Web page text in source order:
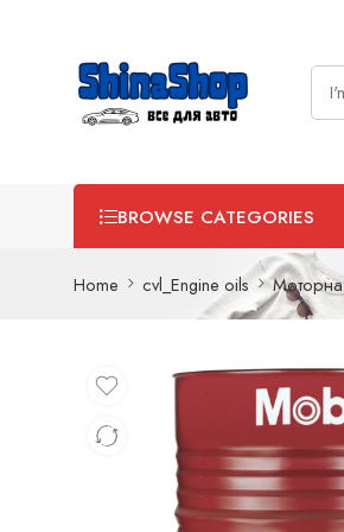
BROWSE CATEGORIES
Home cvl_Engine oils